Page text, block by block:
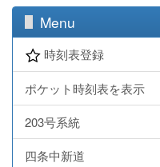
Menu
時刻表登録
ポケット時刻表を表示
203号系統
四条中新道